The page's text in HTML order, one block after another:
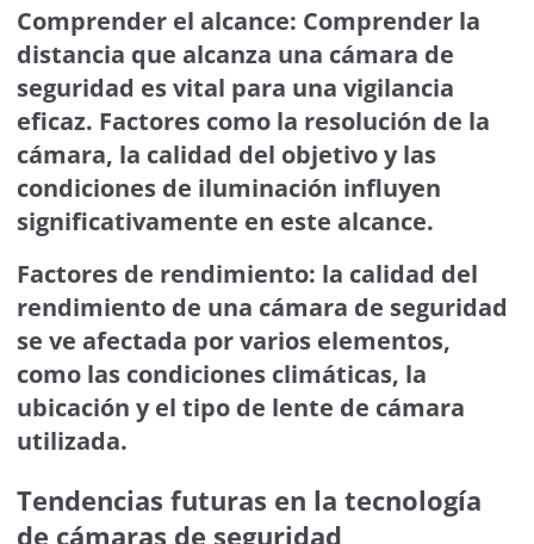
Comprender el alcance: Comprender la
distancia que alcanza una cámara de
seguridad es vital para una vigilancia
eficaz. Factores como la resolución de la
cámara, la calidad del objetivo y las
condiciones de iluminación influyen
significativamente en este alcance.
Factores de rendimiento: la calidad del
rendimiento de una cámara de seguridad
se ve afectada por varios elementos,
como las condiciones climáticas, la
ubicación y el tipo de lente de cámara
utilizada.
Tendencias futuras en la tecnología
de cámaras de seguridad